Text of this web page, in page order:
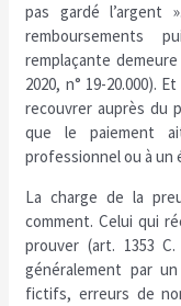
pas gardé l’argent
remboursements
remplaçante
2020, n° 19-20.000).
recouvrer auprès du
que le paiement
professionnel ou à un
La charge de la
comment. Celui qui
prouver (art. 1353
généralement par
fictifs, erreurs de